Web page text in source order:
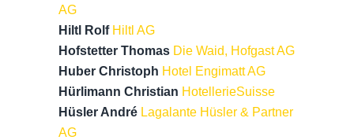
AG
Hiltl Rolf Hiltl AG
Hofstetter Thomas Die Waid, Hofgast AG
Huber Christoph Hotel Engimatt AG
Hürlimann Christian HotellerieSuisse
Hüsler André Lagalante Hüsler & Partner
AG